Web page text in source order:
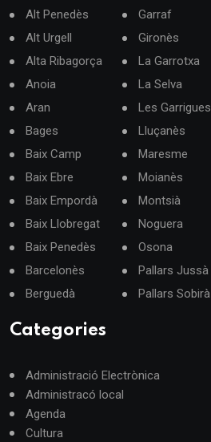
Alt Penedès
Alt Urgell
Alta Ribagorça
Anoia
Aran
Bages
Baix Camp
Baix Ebre
Baix Empordà
Baix Llobregat
Baix Penedès
Barcelonès
Berguedà
Garraf
Gironès
La Garrotxa
La Selva
Les Garrigues
Lluçanès
Maresme
Moianès
Montsià
Noguera
Osona
Pallars Jussà
Pallars Sobirà
Categories
Administració Electrònica
Administracó local
Agenda
Cultura